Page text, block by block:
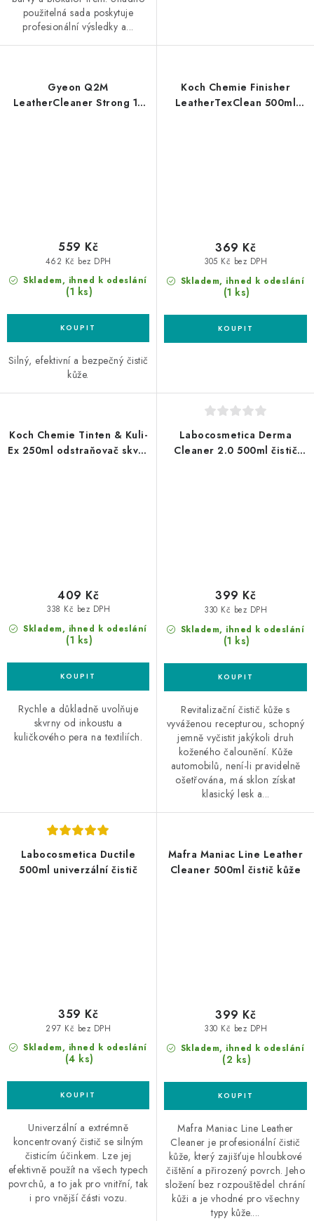
použitelná sada poskytuje
profesionální výsledky a...
Gyeon Q2M
LeatherCleaner Strong 1L
Skladem, ihned k odeslání
(1 ks)
462 Kč bez DPH
559 Kč
Silný, efektivní a bezpečný čistič
kůže.
Koch Chemie Finisher
LeatherTexClean 500ml
Skladem, ihned k odeslání
(1 ks)
305 Kč bez DPH
369 Kč
Koch Chemie Tinten & Kuli-
Ex 250ml odstraňovač skvrn
Skladem, ihned k odeslání
(1 ks)
338 Kč bez DPH
409 Kč
Rychle a důkladně uvolňuje
skvrny od inkoustu a
kuličkového pera na textiliích.
Labocosmetica Derma
Cleaner 2.0 500ml čistič
Skladem, ihned k odeslání
(1 ks)
330 Kč bez DPH
399 Kč
Revitalizační čistič kůže s
vyváženou recepturou, schopný
jemně vyčistit jakýkoli druh
koženého čalounění. Kůže
automobilů, není-li pravidelně
ošetřována, má sklon získat
klasický lesk a...
Labocosmetica Ductile
500ml univerzální čistič
Skladem, ihned k odeslání
(4 ks)
297 Kč bez DPH
359 Kč
Univerzální a extrémně
koncentrovaný čistič se silným
čisticím účinkem. Lze jej
efektivně použít na všech typech
povrchů, a to jak pro vnitřní, tak
i pro vnější části vozu.
Mafra Maniac Line Leather
Cleaner 500ml čistič kůže
Skladem, ihned k odeslání
(2 ks)
330 Kč bez DPH
399 Kč
Mafra Maniac Line Leather
Cleaner je profesionální čistič
kůže, který zajišťuje hloubkové
čištění a přirozený povrch. Jeho
složení bez rozpouštědel chrání
kůži a je vhodné pro všechny
typy kůže....